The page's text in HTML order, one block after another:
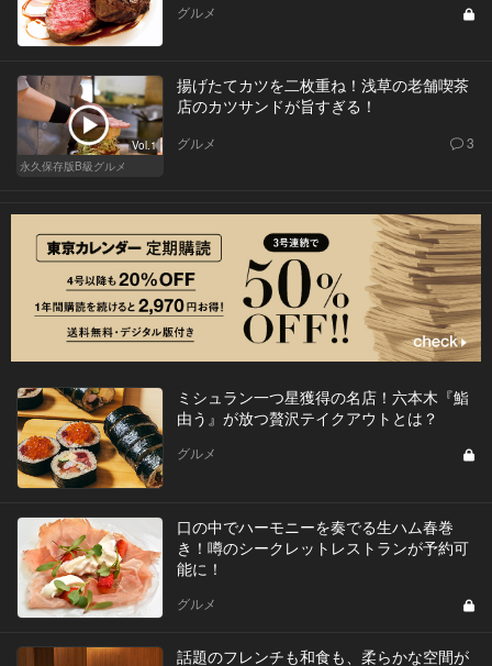
グルメ
Vol.1
永久保存版B級グルメ
揚げたてカツを二枚重ね！浅草の老舗喫茶
店のカツサンドが旨すぎる！
グルメ 3
ミシュラン一つ星獲得の名店！六本木『鮨
由う』が放つ贅沢テイクアウトとは？
グルメ
口の中でハーモニーを奏でる生ハム春巻
き！噂のシークレットレストランが予約可
能に！
グルメ
話題のフレンチも和食も、柔らかな空間が